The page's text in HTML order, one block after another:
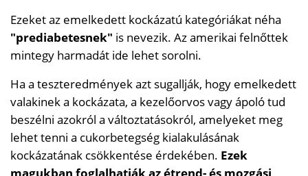
Ezeket az emelkedett kockázatú kategóriákat néha
"prediabetesnek" is nevezik. Az amerikai felnőttek
mintegy harmadát ide lehet sorolni.
Ha a teszteredmények azt sugallják, hogy emelkedett
valakinek a kockázata, a kezelőorvos vagy ápoló tud
beszélni azokról a változtatásokról, amelyeket meg
lehet tenni a cukorbetegség kialakulásának
kockázatának csökkentése érdekében. Ezek
magukban foglalhatják az étrend- és mozgási